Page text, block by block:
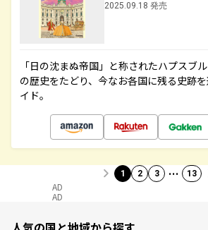
2025.09.18 発売
「日の沈まぬ帝国」と称されたハプスブ
の歴史をたどり、今なお各国に残る史跡
イド。
1 2 3 … 13
AD
AD